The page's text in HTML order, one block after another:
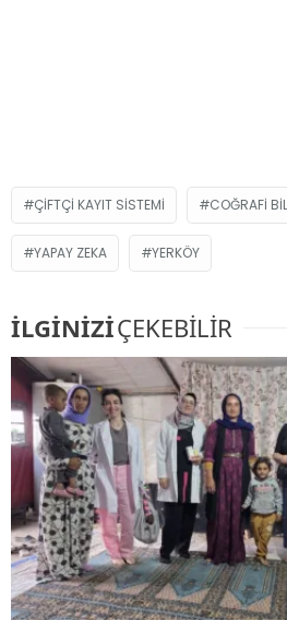
ÇIFTÇI KAYIT SISTEMI COĞRAFI
YAPAY ZEKA YERKÖY
İLGİNİZİÇEKEBİLİR